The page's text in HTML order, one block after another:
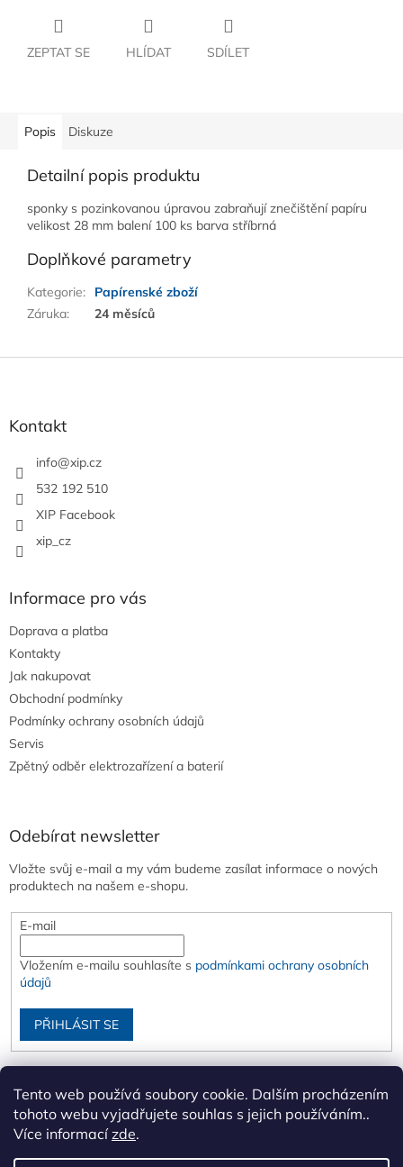
Tento web používá soubory cookie. Dalším procházením
tohoto webu vyjadřujete souhlas s jejich používáním..
Více informacízde.
ZEPTAT SE HLÍDAT SDÍLET
Popis Diskuze
Detailní popis produktu
sponky s pozinkovanou úpravou zabraňují znečištění papíru
velikost 28 mm balení 100 ks barva stříbrná
Doplňkové parametry
Kategorie:
Papírenské zboží
Záruka: 24 měsíců
Kontakt
info@xip.cz
532 192 510
XIP Facebook
xip_cz
Informace pro vás
Doprava a platba
Kontakty
Jak nakupovat
Obchodní podmínky
Podmínky ochrany osobních údajů
Servis
Zpětný odběr elektrozařízení a baterií
Odebírat newsletter
Vložte svůj e-mail a my vám budeme zasílat informace o nových
produktech na našem e-shopu.
E-mail
Vložením e-mailu souhlasíte s podmínkami ochrany osobních
údajů
PŘIHLÁSIT SE